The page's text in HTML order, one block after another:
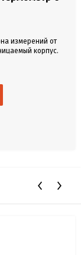
измерений от
корпус.